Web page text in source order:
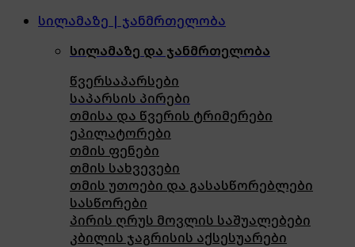
სილამაზე | ჯანმრთელობა
სილამაზე და ჯანმრთელობა
წვერსაპარსები
საპარსის პირები
თმისა და წვერის ტრიმერები
ეპილატორები
თმის ფენები
თმის სახვევები
თმის უთოები და გასასწორებლები
სასწორები
პირის ღრუს მოვლის საშუალებები
კბილის ჯაგრისის აქსესუარები